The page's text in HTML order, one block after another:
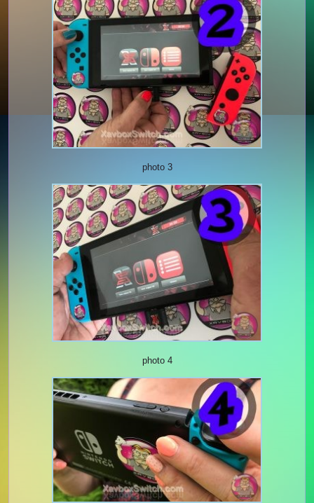
photo 3
photo 4